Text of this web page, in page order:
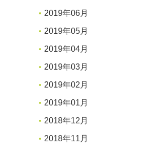
2019年06月
2019年05月
2019年04月
2019年03月
2019年02月
2019年01月
2018年12月
2018年11月